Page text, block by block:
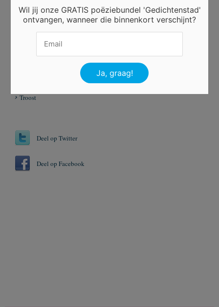
Petra Groeneveld
Beoordeel dit gedicht
Er is nog niet gestemd.
Troost
Deel op Twitter
Deel op Facebook
Wil jij onze GRATIS poëziebundel 'Gedichtenstad'
ontvangen, wanneer die binnenkort verschijnt?